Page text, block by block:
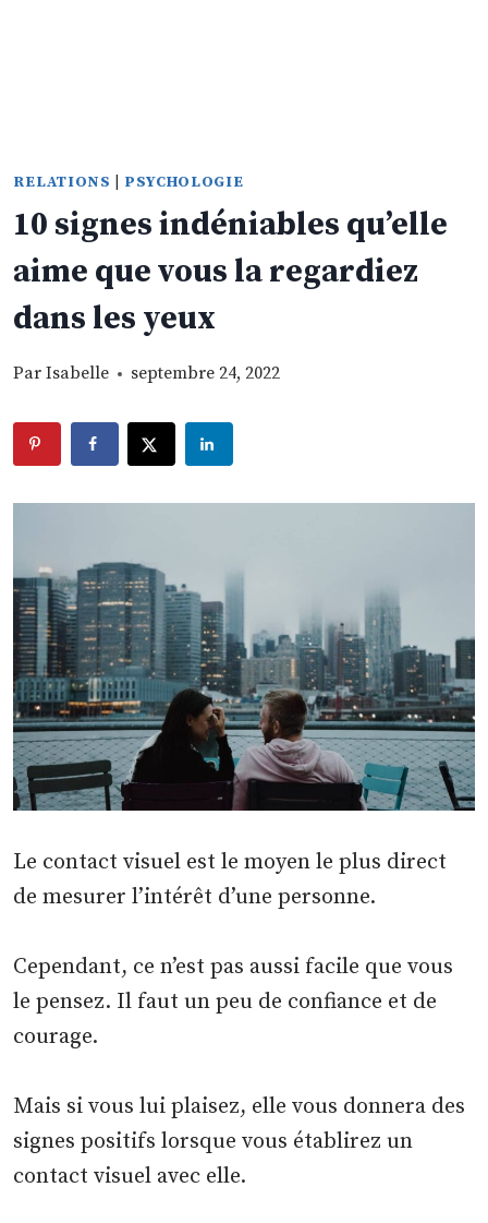
RELATIONS PSYCHOLOGIE
10 signes indéniables qu’elle
aime que vous la regardiez
dans les yeux
Par Isabelle septembre 24, 2022
Le contact visuel est le moyen le plus direct
de mesurer l’intérêt d’une personne.
Cependant, ce n’est pas aussi facile que vous
le pensez. Il faut un peu de confiance et de
courage.
Mais si vous lui plaisez, elle vous donnera des
signes positifs lorsque vous établirez un
contact visuel avec elle.